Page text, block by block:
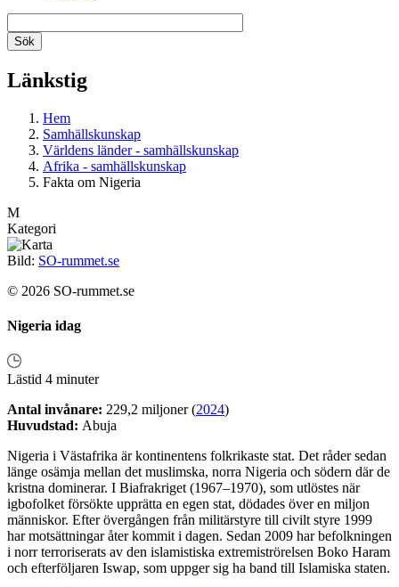
Länkstig
Hem
Samhällskunskap
Världens länder - samhällskunskap
Afrika - samhällskunskap
Fakta om Nigeria
M
Kategori
Bild: SO-rummet.se
© 2026 SO-rummet.se
Nigeria idag
Lästid 4 minuter
Antal invånare: 229,2 miljoner (2024)
Huvudstad: Abuja
Nigeria i Västafrika är kontinentens folkrikaste stat. Det råder sedan
länge osämja mellan det muslimska, norra Nigeria och södern där de
kristna dominerar. I Biafrakriget (1967–1970), som utlöstes när
igbofolket försökte upprätta en egen stat, dödades över en miljon
människor. Efter övergången från militärstyre till civilt styre 1999
har motsättningar åter kommit i dagen. Sedan 2009 har befolkningen
i norr terroriserats av den islamistiska extremiströrelsen Boko Haram
och efterföljaren Iswap, som uppger sig ha band till Islamiska staten.